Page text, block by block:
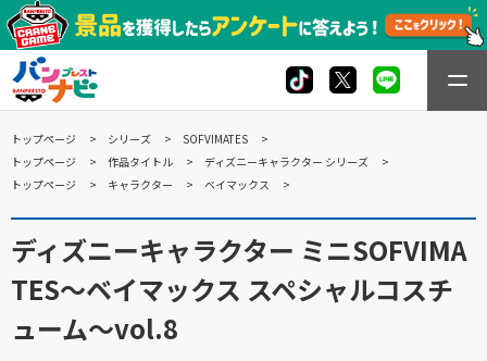
トップページ シリーズ
SOFVIMATES
トップページ
作品タイトル
ディズニーキャラクター シリーズ
トップページ
キャラクター ベイマックス
ディズニーキャラクター ミニSOFVIMA
TES～ベイマックス スペシャルコスチ
ューム～vol.8